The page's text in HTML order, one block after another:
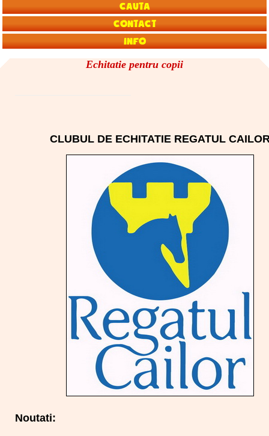
Cauta
Contact
Info
Echitatie pentru copii
CLUBUL DE ECHITATIE REGATUL
Noutati: